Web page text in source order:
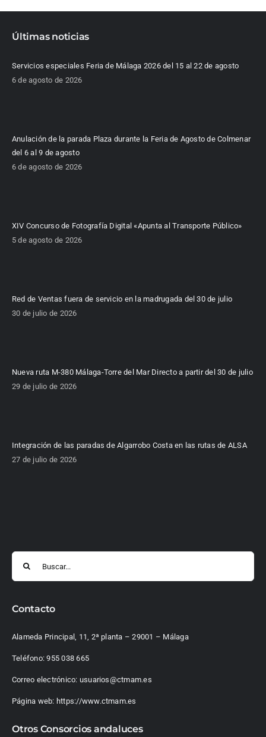
Últimas noticias
Servicios especiales Feria de Málaga 2026 del 15 al 22 de agosto
6 de agosto de 2026
Anulación de la parada Plaza durante la Feria de Agosto de Colmenar
del 6 al 9 de agosto
6 de agosto de 2026
XIV Concurso de Fotografía Digital «Apunta al Transporte Público»
5 de agosto de 2026
Red de Ventas fuera de servicio en la madrugada del 30 de julio
30 de julio de 2026
Nueva ruta M-380 Málaga-Torre del Mar Directo a partir del 30 de julio
29 de julio de 2026
Integración de las paradas de Algarrobo Costa en las rutas de ALSA
27 de julio de 2026
Contacto
Alameda Principal, 11, 2ª planta – 29001 – Málaga
Teléfono:955 038 665
Correo electrónico: usuarios@ctmam.es
Página web: https://www.ctmam.es
Otros Consorcios andaluces